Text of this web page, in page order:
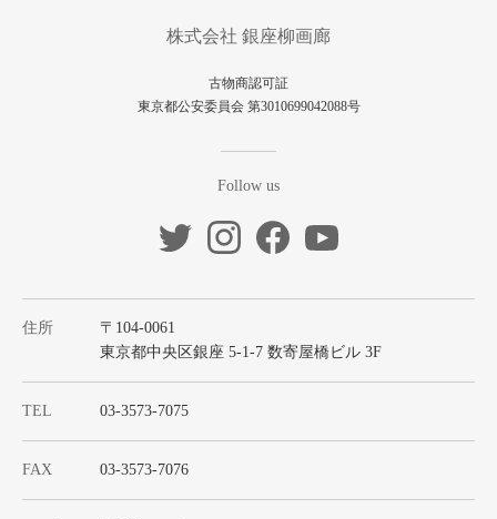
株式会社 銀座柳画廊
古物商認可証
東京都公安委員会 第3010699042088号
Follow us
住所
〒104-0061
東京都中央区銀座 5-1-7 数寄屋橋ビル 3F
TEL 03-3573-7075
FAX 03-3573-7076